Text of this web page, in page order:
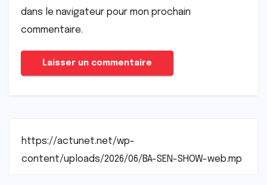
dans le navigateur pour mon prochain
commentaire.
https://actunet.net/wp-
content/uploads/2026/06/BA-SEN-SHOW-web.mp